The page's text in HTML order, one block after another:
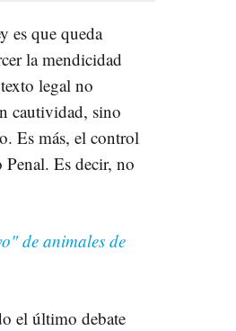
es que queda
la mendicidad
legal no
cautividad, sino
Es más, el control
Es decir, no
de animales de
el último debate